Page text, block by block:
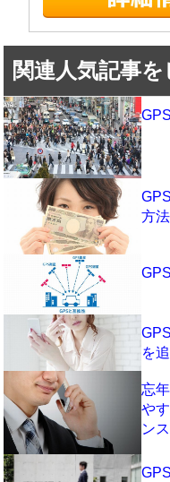
関連人気記事
方法
を
忘
や
ン